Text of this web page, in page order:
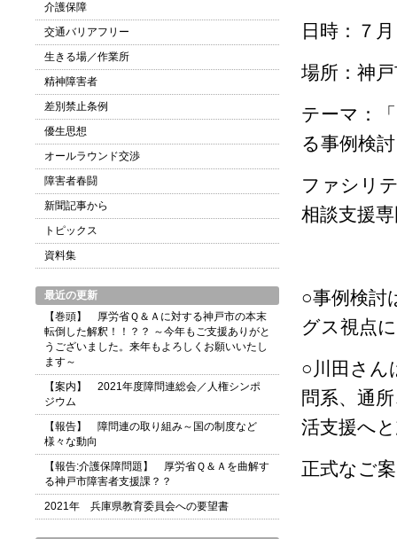
日時：７
場所：神
テーマ：
る事例検
ファシリ
相談支援
○事例検討
グス視点
○川田さん
問系、通
活支援へ
正式なご
介護保障
交通バリアフリー
生きる場／作業所
精神障害者
差別禁止条例
優生思想
オールラウンド交渉
障害者春闘
新聞記事から
トピックス
資料集
最近の更新
【巻頭】 厚労省Ｑ＆Ａに対する神戸市の本末
転倒した解釈！！？？ ～今年もご支援ありがと
うございました。来年もよろしくお願いいたし
ます～
【案内】 2021年度障問連総会／人権シンポ
ジウム
【報告】 障問連の取り組み～国の制度など
様々な動向
【報告:介護保障問題】 厚労省Ｑ＆Ａを曲解す
る神戸市障害者支援課？？
2021年 兵庫県教育委員会への要望書